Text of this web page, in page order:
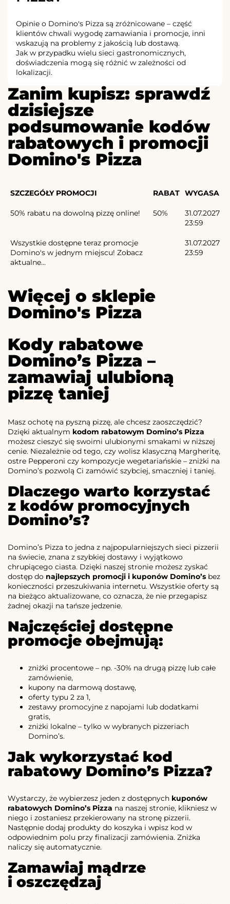
Opinie o Domino's Pizza są zróżnicowane – część
klientów chwali wygodę zamawiania i promocje, inni
wskazują na problemy z jakością lub dostawą.
Jak w przypadku wielu sieci gastronomicznych,
doświadczenia mogą się różnić w zależności od
lokalizacji.
Zanim kupisz: sprawdź
dzisiejsze
podsumowanie kodów
rabatowych i promocji
Domino's Pizza
SZCZEGÓŁY PROMOCJI RABAT WYGASA
50% rabatu na dowolną pizzę online! 50%
31.07.2027
23:59
Wszystkie dostępne teraz promocje
Domino's w jednym miejscu! Zobacz
aktualne...
31.07.2027
23:59
Więcej o sklepie
Domino's Pizza
Kody rabatowe
Domino’s Pizza –
zamawiaj ulubioną
pizzę taniej
Masz ochotę na pyszną pizzę, ale chcesz zaoszczędzić?
Dzięki aktualnym kodom rabatowym Domino’s Pizza
możesz cieszyć się swoimi ulubionymi smakami w niższej
cenie. Niezależnie od tego, czy wolisz klasyczną Margheritę,
ostre Pepperoni czy kompozycje wegetariańskie – zniżki na
Domino’s pozwolą Ci zamówić szybciej, smaczniej i taniej.
Dlaczego warto korzystać
z kodów promocyjnych
Domino’s?
Domino’s Pizza to jedna z najpopularniejszych sieci pizzerii
na świecie, znana z szybkiej dostawy i wyjątkowo
chrupiącego ciasta. Dzięki naszej stronie możesz zyskać
dostęp do najlepszych promocji i kuponów Domino’s bez
konieczności przeszukiwania internetu. Wszystkie oferty są
na bieżąco aktualizowane, co oznacza, że nie przegapisz
żadnej okazji na tańsze jedzenie.
Najczęściej dostępne
promocje obejmują:
zniżki procentowe – np. -30% na drugą pizzę lub całe
zamówienie,
kupony na darmową dostawę,
oferty typu 2 za 1,
zestawy promocyjne z napojami lub dodatkami
gratis,
zniżki lokalne – tylko w wybranych pizzeriach
Domino’s.
Jak wykorzystać kod
rabatowy Domino’s Pizza?
Wystarczy, że wybierzesz jeden z dostępnych kuponów
rabatowych Domino’s Pizza na naszej stronie, klikniesz w
niego i zostaniesz przekierowany na stronę pizzerii.
Następnie dodaj produkty do koszyka i wpisz kod w
odpowiednim polu przy finalizacji zamówienia. Zniżka
naliczy się automatycznie.
Zamawiaj mądrze
i oszczędzaj